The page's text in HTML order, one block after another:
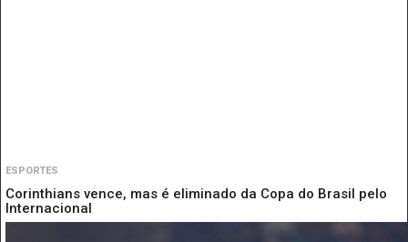
ESPORTES
Corinthians vence, mas é eliminado da Copa do Brasil pelo
Internacional